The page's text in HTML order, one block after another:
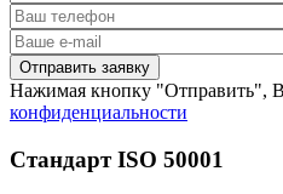
Нажимая кнопку "Отправить",
конфиденциальности
Стандарт ISO 50001